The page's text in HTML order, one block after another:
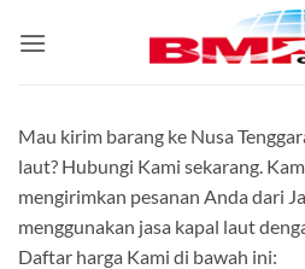
Mau kirim barang ke Nusa
laut? Hubungi Kami sekarang.
mengirimkan pesanan Anda dari
menggunakan jasa kapal laut
Daftar harga Kami di bawah ini: